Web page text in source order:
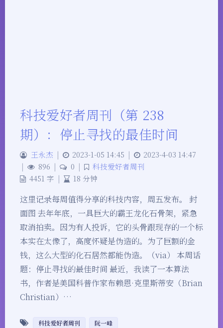
科技爱好者周刊（第 238
期）：停止寻找的最佳时间
王永杰 | 2023-1-05 14:45 |
2023-4-03 14:47
|
896 | 0 |
科技爱好者周刊
4451 字 | 18 分钟
这里记录每周值得分享的科技内容，周五发布。 封
面图 去年年底，一具巨大的霸王龙化石骨架，紧急
取消拍卖。因为有人投诉，它的头骨跟现存的一个标
本实在太像了，高度怀疑是伪造的。为了巨额的金
钱，这么大型的化石居然都能伪造。（via） 本周话
题：停止寻找的最佳时间 最近，我读了一本算法
书，作者是美国科普作家布赖恩·克里斯蒂安（Brian
Christian）…
科技爱好者周刊 阮一峰